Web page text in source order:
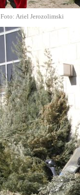
Foto: Ariel Jerozolimski